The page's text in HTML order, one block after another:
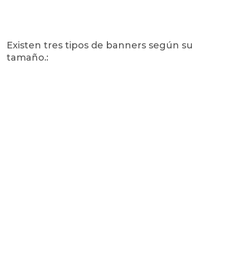
Existen tres tipos de banners según su
tamaño.: